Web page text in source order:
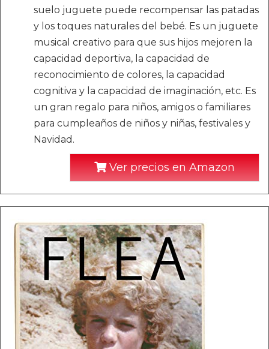
suelo juguete puede recompensar las patadas
y los toques naturales del bebé. Es un juguete
musical creativo para que sus hijos mejoren la
capacidad deportiva, la capacidad de
reconocimiento de colores, la capacidad
cognitiva y la capacidad de imaginación, etc. Es
un gran regalo para niños, amigos o familiares
para cumpleaños de niños y niñas, festivales y
Navidad.
Ver precios en Amazon